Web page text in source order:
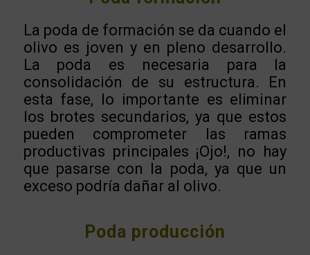
La poda de formación se da cuando el
olivo es joven y en pleno desarrollo.
La poda es necesaria para la
consolidación de su estructura. En
esta fase, lo importante es eliminar
los brotes secundarios, ya que estos
pueden comprometer las ramas
productivas principales ¡Ojo!, no hay
que pasarse con la poda, ya que un
exceso podría dañar al olivo.
Poda producción